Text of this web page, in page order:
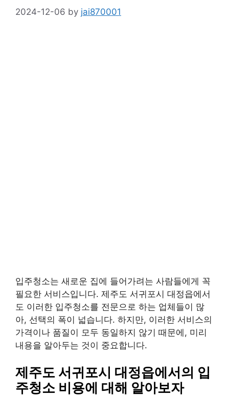
2024-12-06 by jai870001
입주청소는 새로운 집에 들어가려는 사람들에게 꼭
필요한 서비스입니다. 제주도 서귀포시 대정읍에서
도 이러한 입주청소를 전문으로 하는 업체들이 많
아, 선택의 폭이 넓습니다. 하지만, 이러한 서비스의
가격이나 품질이 모두 동일하지 않기 때문에, 미리
내용을 알아두는 것이 중요합니다.
제주도 서귀포시 대정읍에서의 입
주청소 비용에 대해 알아보자